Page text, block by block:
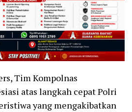
Tim Kompolnas
atas langkah cepat Polri
yang mengakibatkan